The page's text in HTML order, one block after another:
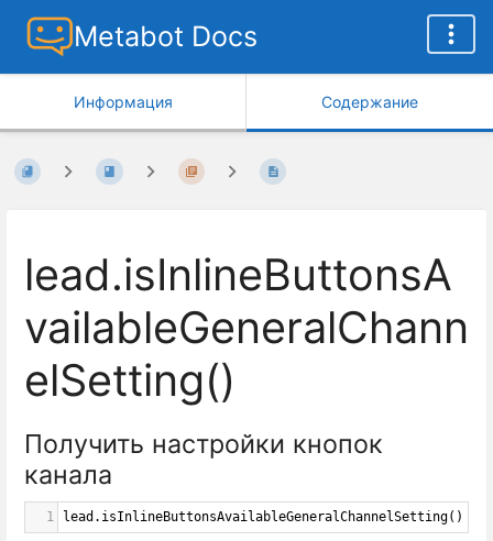
Metabot Docs
Информация Содержание
lead.isInlineButtonsA
vailableGeneralChann
elSetting()
Получить настройки кнопок
канала
1 lead . isInlineButtonsAvailableGeneralChannelSetting()